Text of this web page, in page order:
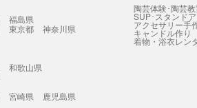
福島県
東京都
神奈川県
和歌山県
宮崎県
鹿児島県
陶芸体験･陶芸教
SUP･スタンド
アクセサリー手
キャンドル作り
着物・浴衣レン